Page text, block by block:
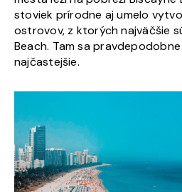
stoviek prírodne aj umelo
ostrovov, z ktorých najväčšie
Beach. Tam sa
najčastejšie.